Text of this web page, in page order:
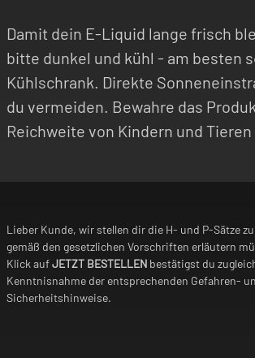
Damit dein E-Liquid lange frisch
bitte dunkel und kühl - am besten
Kühlschrank. Direkte
du vermeiden. Bewahre das
Reichweite von Kindern und Tieren
Lieber Kunde, wir stellen dir die H- und P-Sätze
gemäß den gesetzlichen Vorschriften erläutern
Klick aufJETZT BESTELLEN bestätigst du
Kenntnisnahme der entsprechenden Gefahren-
Sicherheitshinweise.